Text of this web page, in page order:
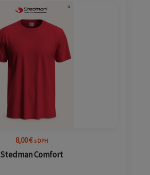
8,00€ s DPH
Stedman Comfort